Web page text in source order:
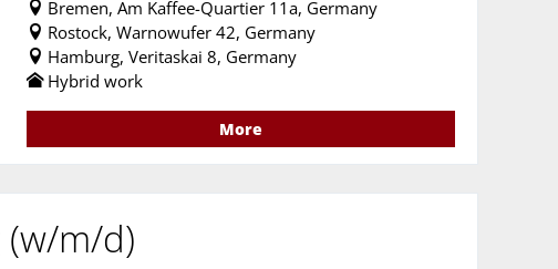
Bremen, Am Kaffee-Quartier 11a, Germany
Rostock, Warnowufer 42, Germany
Hamburg, Veritaskai 8, Germany
Hybrid work
More
m/d)